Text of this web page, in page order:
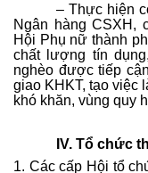
– Thực hiện
Ngân hàng CSXH,
Hội Phụ nữ thành
chất lượng tín
nghèo được tiếp
giao KHKT, tạo việc
khó khăn, vùng quy
IV. Tổ chức
1. Các cấp Hội tổ